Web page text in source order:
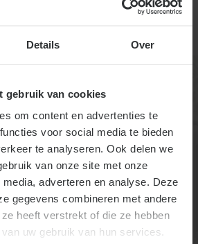
Details Over
gebruik van cookies
om content en advertenties te
voor social media te bieden
te analyseren. Ook delen we
van onze site met onze
adverteren en analyse. Deze
gegevens combineren met andere
heeft verstrekt of die ze hebben
uw gebruik van hun services.
vergadert intern en in